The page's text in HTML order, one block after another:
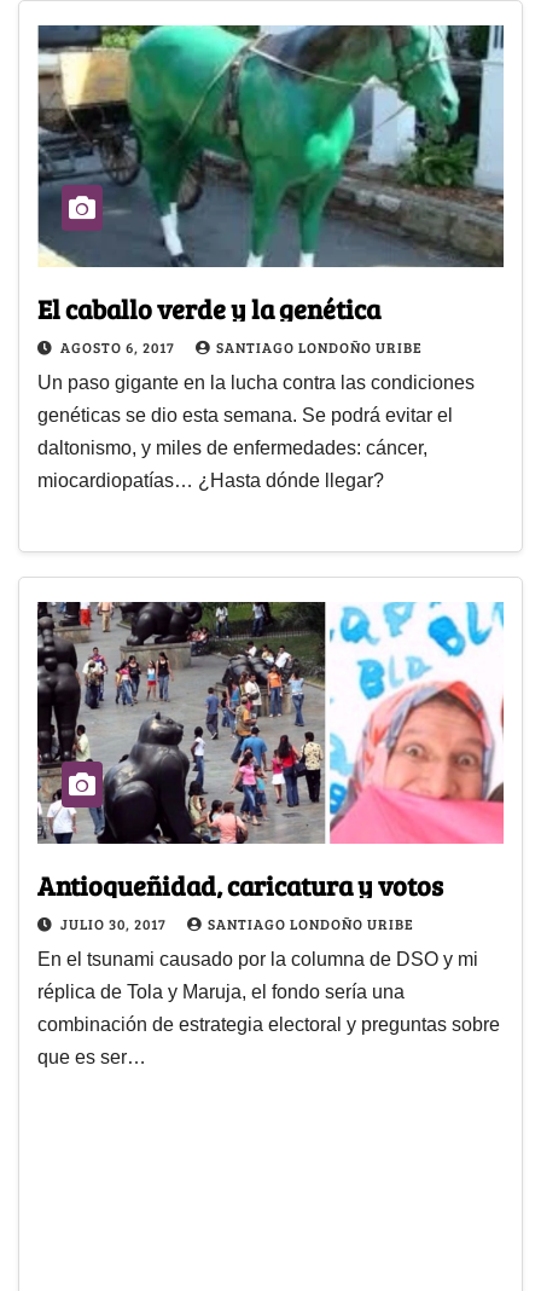
El caballo verde y la genética
AGOSTO 6, 2017 SANTIAGO LONDOÑO URIBE
Un paso gigante en la lucha contra las condiciones
genéticas se dio esta semana. Se podrá evitar el
daltonismo, y miles de enfermedades: cáncer,
miocardiopatías… ¿Hasta dónde llegar?
Antioqueñidad, caricatura y votos
JULIO 30, 2017 SANTIAGO LONDOÑO URIBE
En el tsunami causado por la columna de DSO y mi
réplica de Tola y Maruja, el fondo sería una
combinación de estrategia electoral y preguntas sobre
que es ser…